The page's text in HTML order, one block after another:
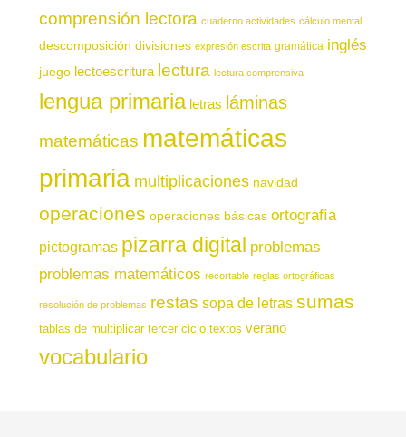
comprensión lectora cuaderno actividades cálculo mental
descomposición divisiones expresión escrita gramática inglés
juego lectoescritura lectura lectura comprensiva
lengua primaria letras láminas
matemáticas matemáticas
primaria multiplicaciones navidad
operaciones operaciones básicas ortografía
pictogramas pizarra digital problemas
problemas matemáticos recortable reglas ortográficas
resolución de problemas restas sopa de letras sumas
tablas de multiplicar tercer ciclo textos verano
vocabulario